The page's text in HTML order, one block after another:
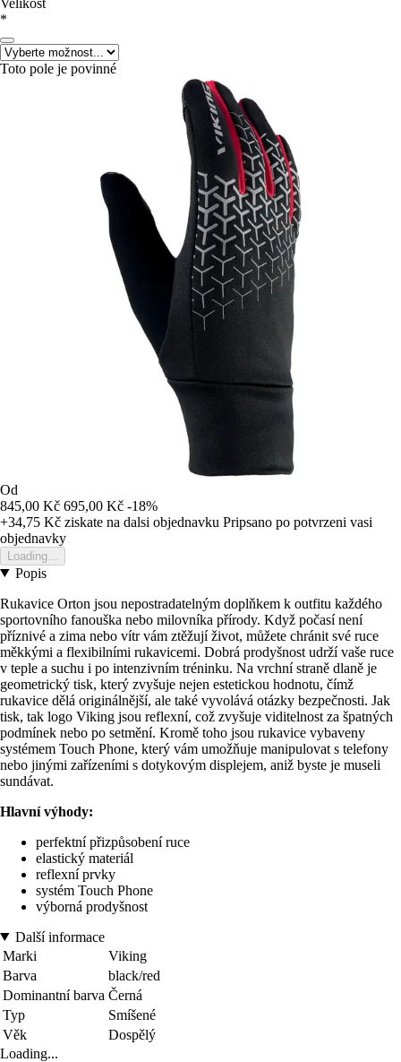
*
Toto pole je povinné
Od
845,00 Kč 695,00 Kč -18%
+34,75 Kč ziskate na dalsi objednavku Pripsano po potvrzeni vasi
objednavky
Loading...
Popis
Rukavice Orton jsou nepostradatelným doplňkem k outfitu každého
sportovního fanouška nebo milovníka přírody. Když počasí není
příznivé a zima nebo vítr vám ztěžují život, můžete chránit své ruce
měkkými a flexibilními rukavicemi. Dobrá prodyšnost udrží vaše ruce
v teple a suchu i po intenzivním tréninku. Na vrchní straně dlaně je
geometrický tisk, který zvyšuje nejen estetickou hodnotu, čímž
rukavice dělá originálnější, ale také vyvolává otázky bezpečnosti. Jak
tisk, tak logo Viking jsou reflexní, což zvyšuje viditelnost za špatných
podmínek nebo po setmění. Kromě toho jsou rukavice vybaveny
systémem Touch Phone, který vám umožňuje manipulovat s telefony
nebo jinými zařízeními s dotykovým displejem, aniž byste je museli
sundávat.
Hlavní výhody:
perfektní přizpůsobení ruce
elastický materiál
reflexní prvky
systém Touch Phone
výborná prodyšnost
Další informace
Marki
Viking
Barva
black/red
Dominantní barva Černá
Typ
Smíšené
Věk
Dospělý
Loading...